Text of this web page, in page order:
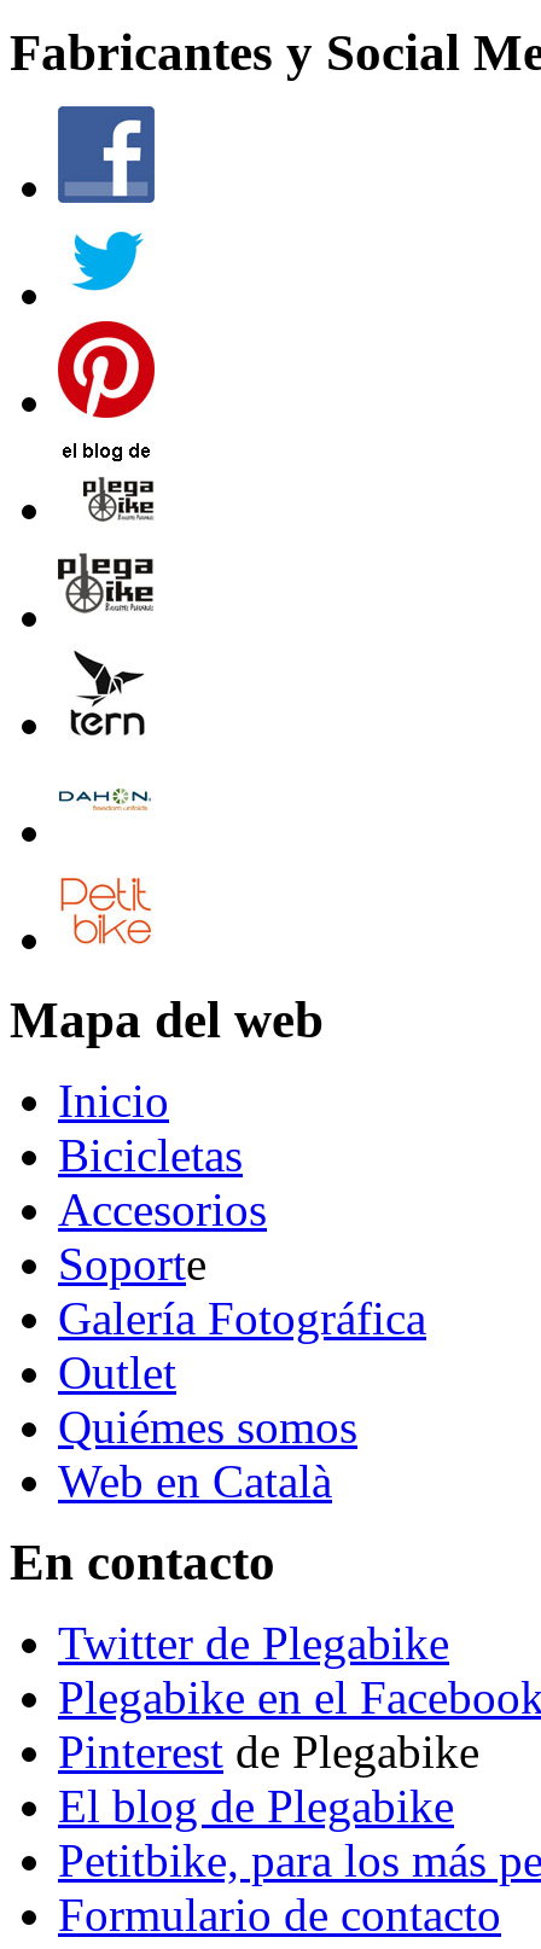
Fabricantes y Social
Mapa del web
Inicio
Bicicletas
Accesorios
Soporte
Galería Fotográfica
Outlet
Quiémes somos
Web en Català
En contacto
Twitter de Plegabike
Plegabike en el
Pinterest de Plegabike
El blog de Plegabike
Petitbike, para los más
Formulario de contacto